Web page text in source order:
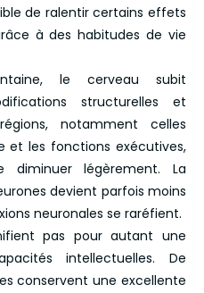
de ralentir certains effets
à des habitudes de vie
le cerveau subit
structurelles et
notamment celles
et les fonctions exécutives,
diminuer légèrement. La
devient parfois moins
neuronales se raréfient.
pas pour autant une
intellectuelles. De
conservent une excellente